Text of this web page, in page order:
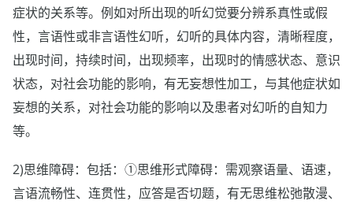
症状的关系等。例如对所出现的听幻觉要分辨系真性或假
性，言语性或非言语性幻听，幻听的具体内容，清晰程度，
出现时间，持续时间，出现频率，出现时的情感状态、意识
状态，对社会功能的影响，有无妄想性加工，与其他症状如
妄想的关系，对社会功能的影响以及患者对幻听的自知力
等。
2)思维障碍：包括：①思维形式障碍：需观察语量、语速，
言语流畅性、连贯性，应答是否切题，有无思维松弛散漫、